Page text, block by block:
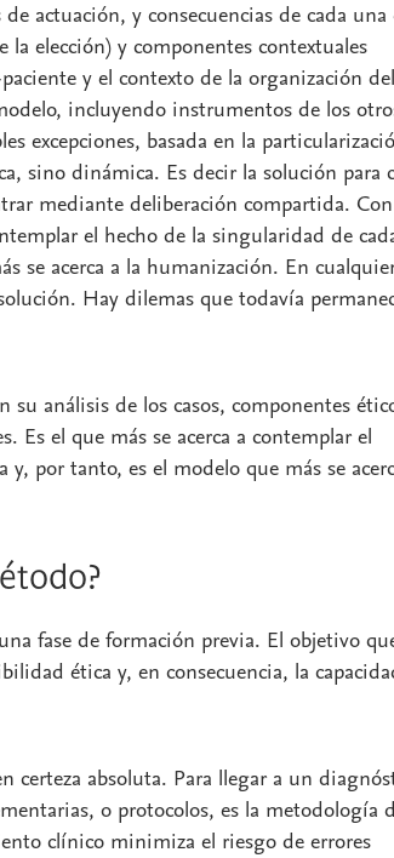
actuación, y consecuencias de cada una
elección) y componentes contextuales
y el contexto de la organización del
incluyendo instrumentos de los
excepciones, basada en la
sino dinámica. Es decir la solución para
mediante deliberación compartida. Con
el hecho de la singularidad de
se acerca a la humanización. En
Hay dilemas que todavía
análisis de los casos, componentes
Es el que más se acerca a contemplar el
por tanto, es el modelo que más se
fase de formación previa. El objetivo
ética y, en consecuencia, la
certeza absoluta. Para llegar a un
o protocolos, es la metodología
clínico minimiza el riesgo de errores